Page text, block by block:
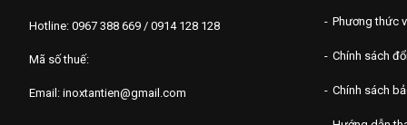
Hotline: 0967 388 669 / 0914 128 128
Mã số thuế:
Email: inoxtantien@gmail.com
Phương thức
Chính sách
Chính sách